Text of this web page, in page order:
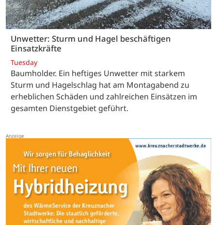
Unwetter: Sturm und Hagel beschäftigen
Einsatzkräfte
Tuesday
Baumholder. Ein heftiges Unwetter mit starkem
Sturm und Hagelschlag hat am Montagabend zu
erheblichen Schäden und zahlreichen Einsätzen im
gesamten Dienstgebiet geführt.